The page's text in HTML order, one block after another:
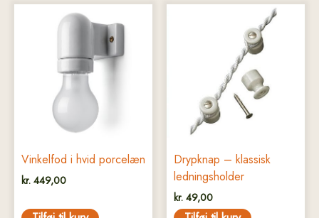
Vinkelfod i hvid porcelæn
kr. 449,00
Drypknap – klassisk
ledningsholder
kr. 49,00